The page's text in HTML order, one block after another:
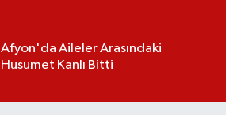
Afyon'da Aileler Arasındaki
Husumet Kanlı Bitti